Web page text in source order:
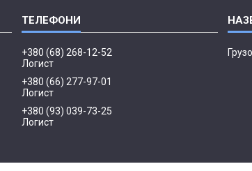
+380 (68) 268-12-52
Логист
+380 (66) 277-97-01
Логист
+380 (93) 039-73-25
Логист